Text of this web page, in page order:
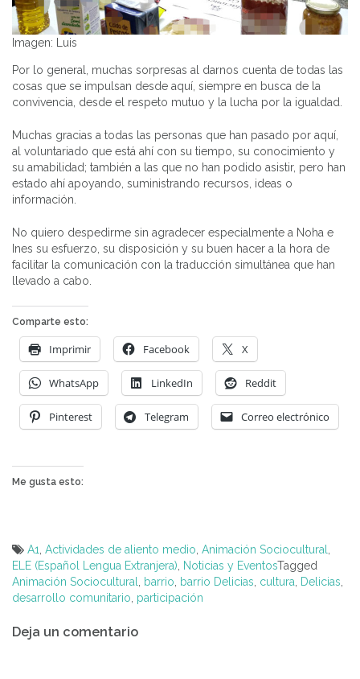
Imagen: Luis
Por lo general, muchas sorpresas al darnos cuenta de todas las
cosas que se impulsan desde aquí, siempre en busca de la
convivencia, desde el respeto mutuo y la lucha por la igualdad.
Muchas gracias a todas las personas que han pasado por aquí,
al voluntariado que está ahí con su tiempo, su conocimiento y
su amabilidad; también a las que no han podido asistir, pero han
estado ahí apoyando, suministrando recursos, ideas o
información.
No quiero despedirme sin agradecer especialmente a Noha e
Ines su esfuerzo, su disposición y su buen hacer a la hora de
facilitar la comunicación con la traducción simultánea que han
llevado a cabo.
Comparte esto:
Imprimir Facebook X
WhatsApp LinkedIn Reddit
Pinterest Telegram Correo electrónico
Me gusta esto:
A1, Actividades de aliento medio, Animación Sociocultural,
ELE (Español Lengua Extranjera), Noticias y EventosTagged
Animación Sociocultural, barrio, barrio Delicias, cultura, Delicias,
desarrollo comunitario, participación
de
Deja un comentario